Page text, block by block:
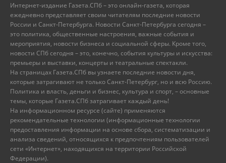
Интернет-издание Газета.СПб – это онлайн-газета, которая
ежедневно представляет своим читателям последние новости
России и Санкт-Петербурга. Новости Санкт-Петербурга сегодня –
это политика, общественные настроения, важные события и
мероприятия, новости бизнеса и социальной сферы. Кроме того,
новости СПб сегодня – это, конечно, события культуры и искусства:
премьеры и выставки, концерты и театральные спектакли.
На страницах Газета.СПб вы узнаете последние новости дня,
которые затрагивают не только Санкт-Петербург, но и всю Россию.
Политика и власть, деньги и бизнес, культура и спорт, – основные
темы, которые Газета.СПб затрагивает каждый день!
На информационном ресурсе (сайте) применяются
рекомендательные технологии (информационные технологии
предоставления информации на основе сбора, систематизации и
анализа сведений, относящихся к предпочтениям пользователей
сети «Интернет», находящихся на территории Российской
Федерации).